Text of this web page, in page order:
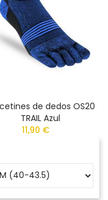
de dedos OS20
TRAIL Azul
11,90 €